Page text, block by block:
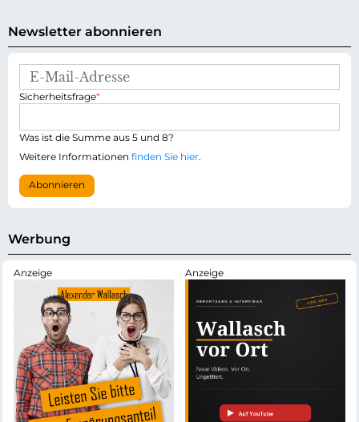
Newsletter abonnieren
M
l
-
d
r
s
e
P
i
h
t
f
d
Sicherheitsfrage*
Was ist die Summe aus 5 und 8?
Weitere Informationen finden Sie hier.
Abonnieren
Werbung